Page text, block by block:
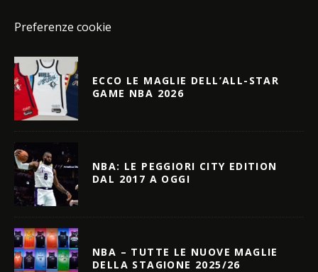
Preferenze cookie
ECCO LE MAGLIE DELL’ALL-STAR
GAME NBA 2026
NBA: LE PEGGIORI CITY EDITION
DAL 2017 A OGGI
NBA – TUTTE LE NUOVE MAGLIE
DELLA STAGIONE 2025/26